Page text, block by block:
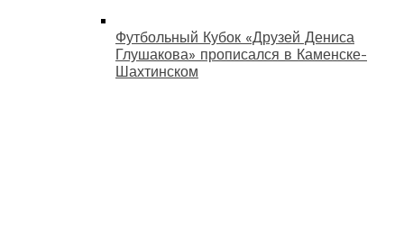
Футбольный Кубок «Друзей Дениса
Глушакова» прописался в Каменске-
Шахтинском